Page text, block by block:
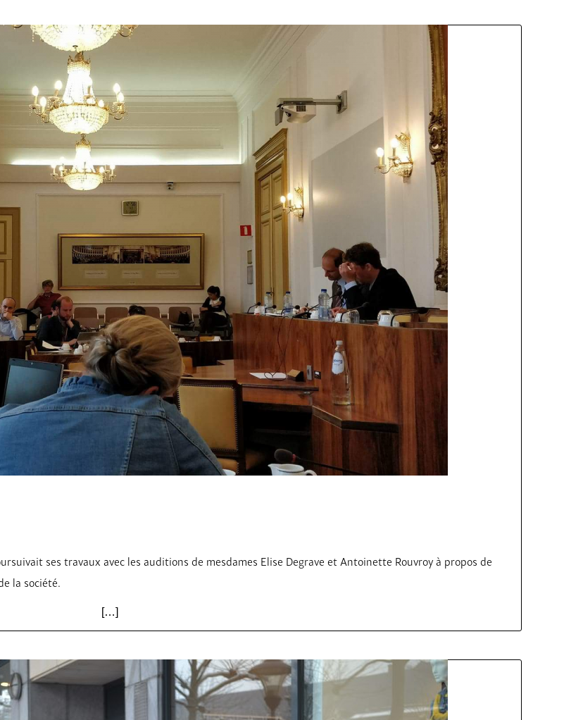
ses travaux avec les auditions de mesdames Elise Degrave et Antoinette Rouvroy à propos de
la société.
[…]ETHIQUE ET ROBOTIQUE